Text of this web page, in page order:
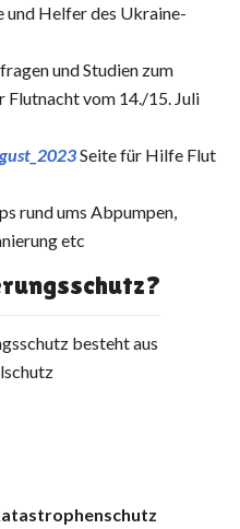
Helfer des Ukraine-
und Studien zum
Flutnacht vom 14./15. Juli
Seite für Hilfe Flut
rund ums Abpumpen,
etc
besteht aus